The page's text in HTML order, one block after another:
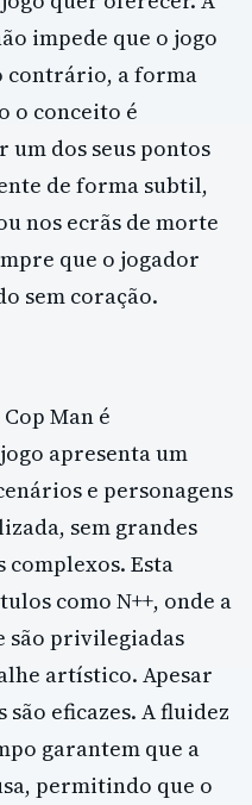
impede que o jogo
contrário, a forma
o conceito é
um dos seus pontos
de forma subtil,
nos ecrãs de morte
que o jogador
sem coração.
Man é
apresenta um
e personagens
sem grandes
complexos. Esta
como N++, onde a
são privilegiadas
artístico. Apesar
eficazes. A fluidez
garantem que a
permitindo que o